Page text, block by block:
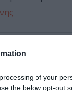
of your
the below opt-out
και τον